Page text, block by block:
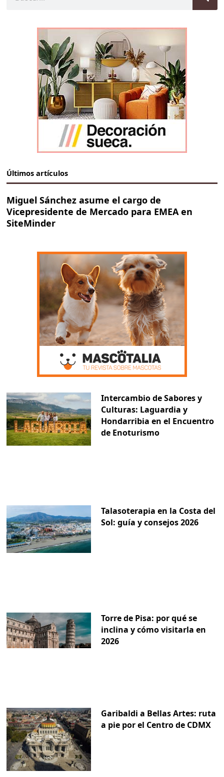
Últimos artículos
Miguel Sánchez asume el cargo de
Vicepresidente de Mercado para EMEA en
SiteMinder
Intercambio de Sabores y
Culturas: Laguardia y
Hondarribia en el Encuentro
de Enoturismo
Talasoterapia en la Costa del
Sol: guía y consejos 2026
Torre de Pisa: por qué se
inclina y cómo visitarla en
2026
Garibaldi a Bellas Artes: ruta
a pie por el Centro de CDMX